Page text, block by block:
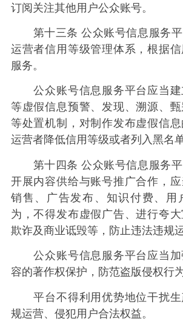
订阅关注其他用户公众账号。
第十三条 公众账号信息服务平
运营者信用等级管理体系，根据
服务。
公众账号信息服务平台应当建
等虚假信息预警、发现、溯源、
等处置机制，对制作发布虚假信
运营者降低信用等级或者列入黑名单
第十四条 公众账号信息服务平
开展内容供给与账号推广合作，
销售、广告发布、知识付费、用
为，不得发布虚假广告、进行夸
欺诈及商业诋毁等，防止违法违规运
公众账号信息服务平台应当加
容的著作权保护，防范盗版侵权行为
平台不得利用优势地位干扰生
规运营、侵犯用户合法权益。